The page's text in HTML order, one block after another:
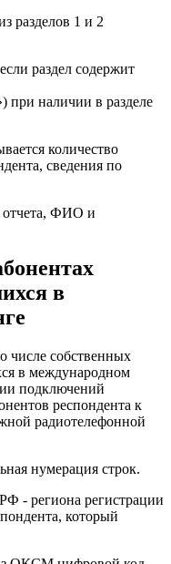
разделов 1 и 2
раздел содержит
при наличии в разделе
количество
сведения по
отчета, ФИО и
в
числе собственных
в международном
подключений
респондента к
радиотелефонной
нумерация строк.
- региона регистрации
который